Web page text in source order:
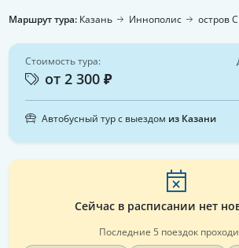
Маршрут тура: Казань Иннополис остров
Сейчас в расписании нет
Последние 5 поездок
Стоимость тура:
от 2 300 ₽
Автобусный тур с выездом из Казани